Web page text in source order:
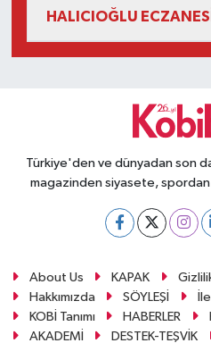
HALICIOĞLU ECZANESİ
Türkiye'den ve dünyadan son
magazinden siyasete,
About Us KAPAK
Hakkımızda
SÖYLEŞİ
KOBİ Tanımı
HABERLER
AKADEMİ
DESTEK-TEŞVİK